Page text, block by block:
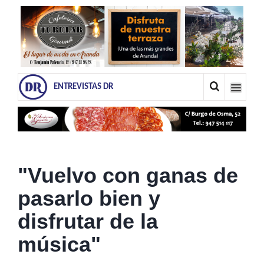
ENTREVISTAS DR
"Vuelvo con ganas de
pasarlo bien y
disfrutar de la
música"